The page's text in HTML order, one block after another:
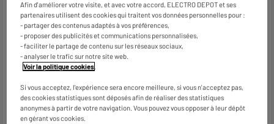
Marque LITTLE BALANCE
Source d'énergie du BBQ Charbon De Bois, Bois
Type d'utilisation
Surface de cuisson (largeur en
cm)
60cm
Afin d'améliorer votre visite, et avec votre accord, ELECTRO DEPOT et ses
partenaires utilisent des cookies qui traitent vos données personnelles pour :
- partager des contenus adaptés à vos préférences,
- proposer des publicités et communications personnalisées,
- faciliter le partage de contenu sur les réseaux sociaux,
- analyser le trafic sur notre site web.
Voir la politique cookies.
Si vous acceptez, l'expérience sera encore meilleure, si vous n'acceptez pas,
des cookies statistiques sont déposés afin de réaliser des statistiques
anonymes à partir de votre navigation. Vous pouvez vous opposer à leur dépôt
en gérant vos cookies.